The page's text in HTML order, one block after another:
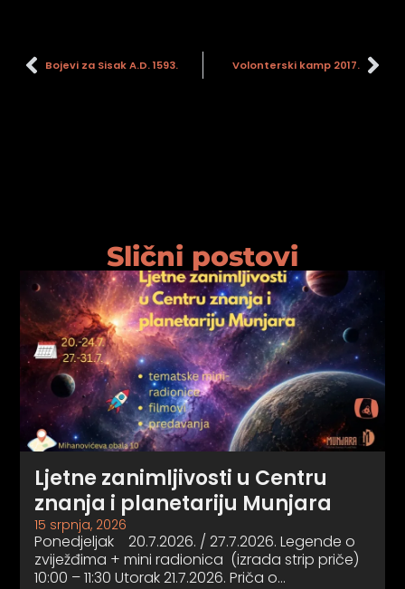
Bojevi za Sisak A.D. 1593. Volonterski kamp 2017.
Slični postovi
Ljetne zanimljivosti u Centru
znanja i planetariju Munjara
15 srpnja, 2026
Ponedjeljak 20.7.2026. / 27.7.2026. Legende o
zviježđima + mini radionica (izrada strip priče)
10:00 – 11:30 Utorak 21.7.2026. Priča o…